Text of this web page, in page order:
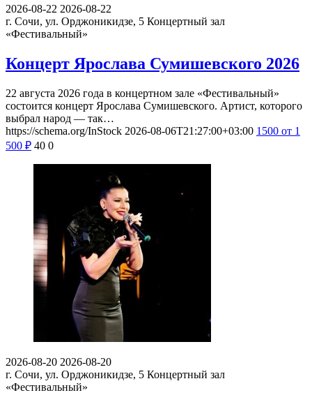
2026-08-22 2026-08-22
г. Сочи, ул. Орджоникидзе, 5 Концертный зал
«Фестивальный»
Концерт Ярослава Сумишевского 2026
22 августа 2026 года в концертном зале «Фестивальный»
состоится концерт Ярослава Сумишевского. Артист, которого
выбрал народ — так…
https://schema.org/InStock 2026-08-06T21:27:00+03:00 1500 от 1
500 ₽ 40 0
2026-08-20 2026-08-20
г. Сочи, ул. Орджоникидзе, 5 Концертный зал
«Фестивальный»